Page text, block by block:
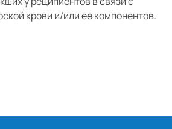
крови и/или ее компонентов.